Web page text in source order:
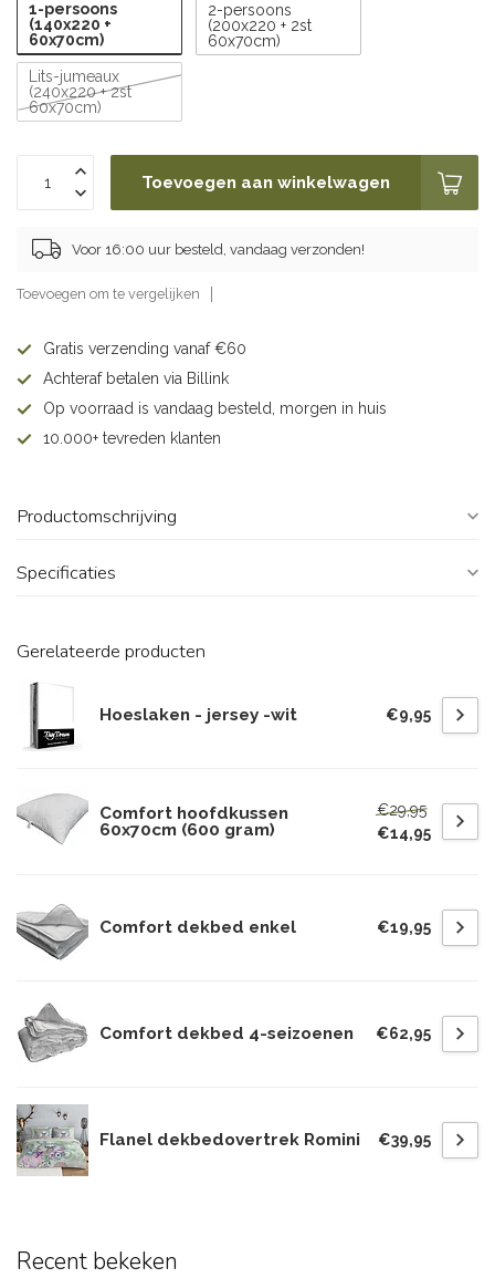
1-persoons
(140x220 +
60x70cm)
2-persoons
(200x220 + 2st
60x70cm)
Lits-jumeaux
(240x220 + 2st
60x70cm)
Toevoegen aan winkelwagen
Voor 16:00 uur besteld, vandaag verzonden!
Toevoegen om te vergelijken
Gratis verzending vanaf €60
Achteraf betalen via Billink
Op voorraad is vandaag besteld, morgen in huis
10.000+ tevreden klanten
Productomschrijving
Specificaties
Gerelateerde producten
Hoeslaken - jersey -wit €9,95
Comfort hoofdkussen
60x70cm (600 gram)
€29,95
€14,95
Comfort dekbed enkel €19,95
Comfort dekbed 4-seizoenen €62,95
Flanel dekbedovertrek Romini €39,95
Recent bekeken